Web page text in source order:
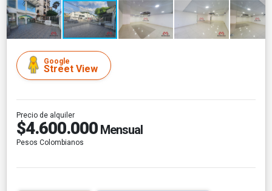
Google
Street View
Precio de alquiler
$4.600.000 Mensual
Pesos Colombianos